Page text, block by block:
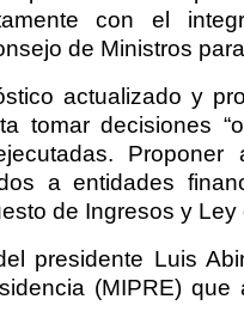
con el
de Ministros
actualizado y
tomar decisiones
a entidades
de Ingresos y
presidente Luis
(MIPRE)